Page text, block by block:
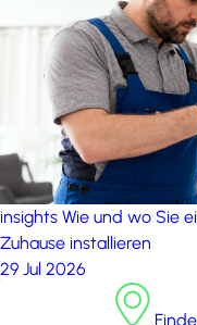
insights Wie und wo Sie
Zuhause installieren
29 Jul 2026